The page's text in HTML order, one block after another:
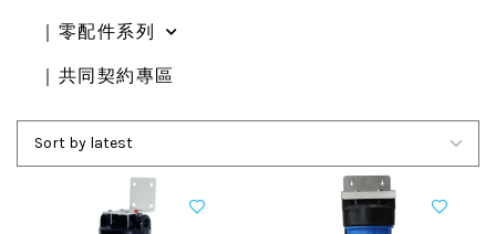
｜零配件系列
｜共同契約專區